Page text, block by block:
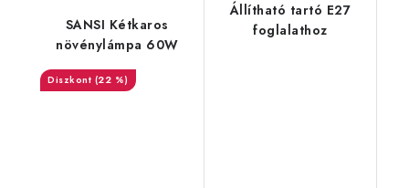
SANSI Kétkaros
növénylámpa 60W
(22 %)
Állítható tartó E27
foglalathoz